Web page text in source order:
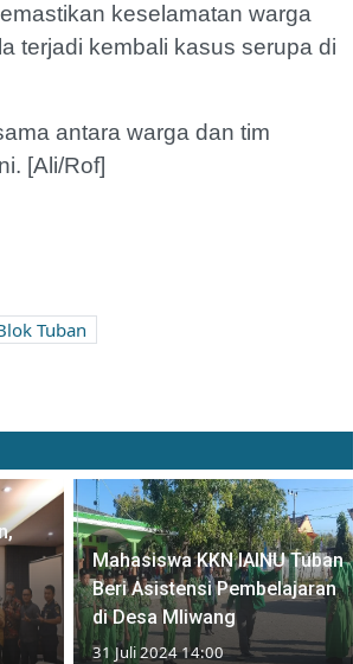
keselamatan warga
terjadi kembali kasus serupa di
antara warga dan tim
[Ali/Rof]
Tuban
Mahasiswa KKN IAINU Tuban
Beri Asistensi Pembelajaran
di Desa Mliwang
31 Juli 2024 14:00